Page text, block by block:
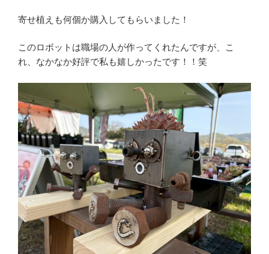
寄せ植えも何個か購入してもらいました！
このロボットは職場の人が作ってくれたんですが、こ
れ、なかなか好評で私も嬉しかったです！！笑